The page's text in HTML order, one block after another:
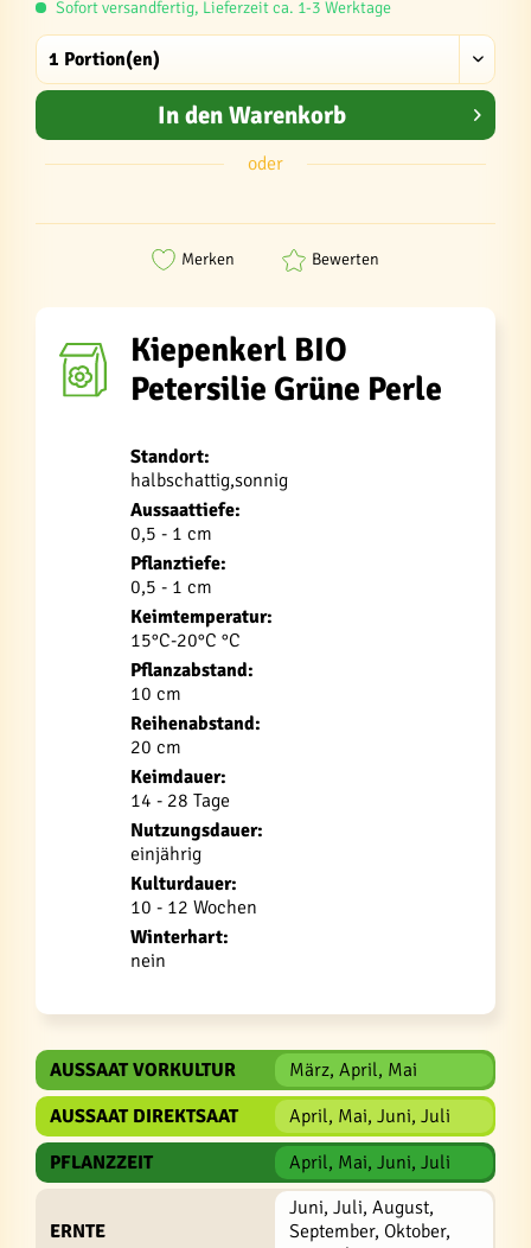
Sofort versandfertig, Lieferzeit ca. 1-3 Werktage
In den Warenkorb
oder
Merken Bewerten
Kiepenkerl BIO
Petersilie Grüne Perle
Standort:
halbschattig,sonnig
Aussaattiefe:
0,5 - 1 cm
Pflanztiefe:
0,5 - 1 cm
Keimtemperatur:
15°C-20°C °C
Pflanzabstand:
10 cm
Reihenabstand:
20 cm
Keimdauer:
14 - 28 Tage
Nutzungsdauer:
einjährig
Kulturdauer:
10 - 12 Wochen
Winterhart:
nein
AUSSAAT VORKULTUR
März, April, Mai
AUSSAAT DIREKTSAAT
April, Mai, Juni, Juli
PFLANZZEIT
April, Mai, Juni, Juli
ERNTE
Juni, Juli, August,
September, Oktober,